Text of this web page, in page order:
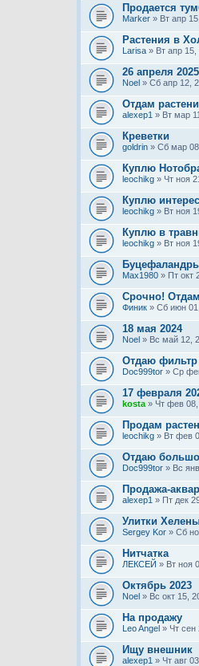
Продается
Marker » Вт апр
Растения в
Larisa » Вт апр
26 апреля 2025
Noel » Сб апр 12,
Отдам
alexep1 » Вт мар
Креветки
goldrin » Сб мар
Куплю
leochikg » Чт ноя
Куплю
leochikg » Вт ноя
Куплю в
leochikg » Вт ноя
Max1980 » Пт окт
Срочно!
Финик » Сб июн
18 мая 2024
Noel » Вс май 12,
Отдаю фильтр
Doc999tor » Ср
17 февраля
kosta » Чт фев
Продам
leochikg » Вт фев
Отдаю
Doc999tor » Вс
Продажа-
alexep1 » Пт дек
Улитки
Sergey Kor » Сб
Нитчатка
ЛЕКСЕЙ » Вт ноя
Октябрь 2023
Noel » Вс окт 15,
На продажу
Leo Angel » Чт сен
Ищу внешник
alexep1 » Чт авг